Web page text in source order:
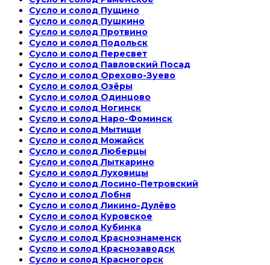
Сусло и солод Пущино
Сусло и солод Пушкино
Сусло и солод Протвино
Сусло и солод Подольск
Сусло и солод Пересвет
Сусло и солод Павловский Посад
Сусло и солод Орехово-Зуево
Сусло и солод Озёры
Сусло и солод Одинцово
Сусло и солод Ногинск
Сусло и солод Наро-Фоминск
Сусло и солод Мытищи
Сусло и солод Можайск
Сусло и солод Люберцы
Сусло и солод Лыткарино
Сусло и солод Луховицы
Сусло и солод Лосино-Петровский
Сусло и солод Лобня
Сусло и солод Ликино-Дулёво
Сусло и солод Куровское
Сусло и солод Кубинка
Сусло и солод Краснознаменск
Сусло и солод Краснозаводск
Сусло и солод Красногорск